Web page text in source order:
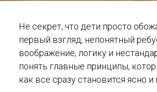
Не секрет, что дети просто
первый взгляд, непонятный
воображение, логику и
понять главные принципы,
как все сразу становится ясно и